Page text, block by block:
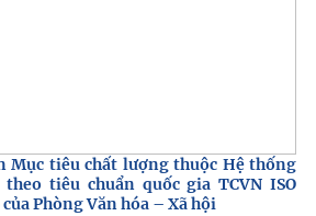
Mục tiêu chất lượng thuộc Hệ thống
tiêu chuẩn quốc gia TCVN ISO
Phòng Văn hóa – Xã hội